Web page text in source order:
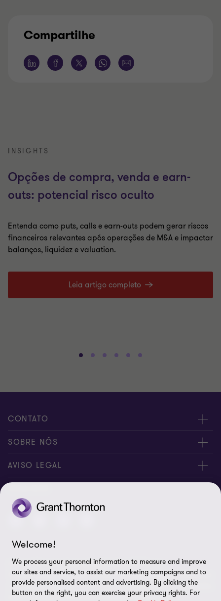
Compartilhe
INSIGHTS
Opções de compra, venda e earn-
outs: potencial risco oculto
Entenda como puts, calls e earn-outs podem gerar riscos
financeiros relevantes após operações de M&A e impactar
balanços, liquidez e valuation.
Leia artigo completo
CONTATO
Fale conosco
Inscreva-se
Canal de denúncia
Global reach
SOBRE NÓS
Sobre nós
Nossos sócios
Nossos escritórios
AVISO LEGAL
Política de cookies
Direito dos titulares
Aviso legal
Mapa do site
A Grant Thornton International Limited (GTIL) e as
firmas‑membro, incluindo a Grant Thornton Brasil, não constituem
uma sociedade global. A GTIL e cada firma‑membro são entidades
legais distintas. A GTIL é uma entidade internacional,
Welcome!
We process your personal information to measure and improve
our sites and service, to assist our marketing campaigns and to
provide personalised content and advertising. By clicking the
button on the right, you can exercise your privacy rights. For